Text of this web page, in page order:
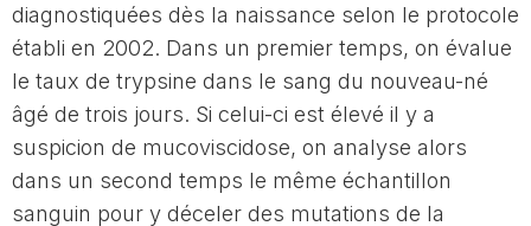
diagnostiquées dès la naissance selon le protocole
établi en 2002. Dans un premier temps, on évalue
le taux de trypsine dans le sang du nouveau-né
âgé de trois jours. Si celui-ci est élevé il y a
suspicion de mucoviscidose, on analyse alors
dans un second temps le même échantillon
sanguin pour y déceler des mutations de la